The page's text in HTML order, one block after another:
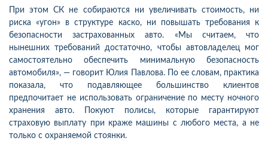
При этом СК не собираются ни увеличивать стоимость, ни
риска «угон» в структуре каско, ни повышать требования к
безопасности застрахованных авто. «Мы считаем, что
нынешних требований достаточно, чтобы автовладелец мог
самостоятельно обеспечить минимальную безопасность
автомобиля», — говорит Юлия Павлова. По ее словам, практика
показала, что подавляющее большинство клиентов
предпочитает не использовать ограничение по месту ночного
хранения авто. Покуют полисы, которые гарантируют
страховую выплату при краже машины с любого места, а не
только с охраняемой стоянки.